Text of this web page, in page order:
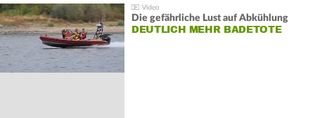
Die gefährliche Lust auf Abkühlung
DEUTLICH MEHR BADETOTE